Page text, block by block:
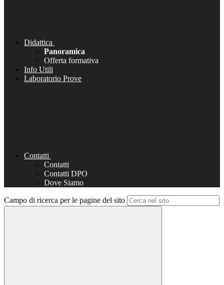
Didattica
Panoramica
Offerta formativa
Info Utili
Laboratorio Prove
Contatti
Contatti
Contatti DPO
Dove Siamo
Campo di ricerca per le pagine del sito